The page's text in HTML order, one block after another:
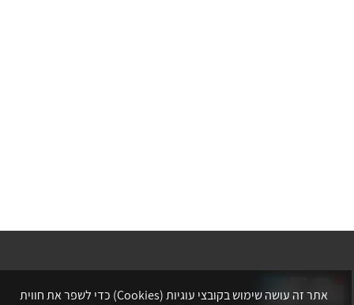
אתר זה עושה שימוש בקובצי עוגיות (Cookies) כדי לשפר את חווית